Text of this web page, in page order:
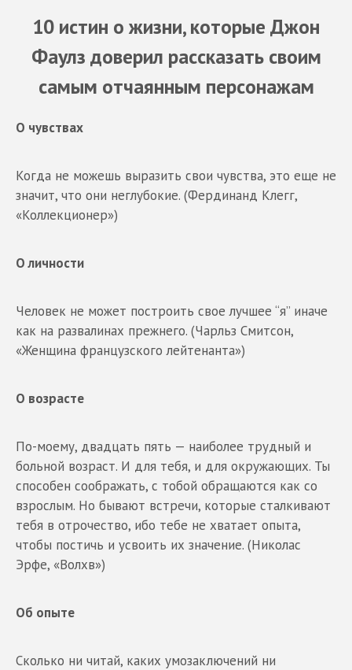
10 истин о жизни, которые Джон
Фаулз доверил рассказать своим
самым отчаянным персонажам
О чувствах
Когда не можешь выразить свои чувства, это еще не
значит, что они неглубокие. (Фердинанд Клегг,
«Коллекционер»)
О личности
Человек не может построить свое лучшее “я” иначе
как на развалинах прежнего. (Чарльз Смитсон,
«Женщина французского лейтенанта»)
О возрасте
По-моему, двадцать пять — наиболее трудный и
больной возраст. И для тебя, и для окружающих. Ты
способен соображать, с тобой обращаются как со
взрослым. Но бывают встречи, которые сталкивают
тебя в отрочество, ибо тебе не хватает опыта,
чтобы постичь и усвоить их значение. (Николас
Эрфе, «Волхв»)
Об опыте
Сколько ни читай, каких умозаключений ни